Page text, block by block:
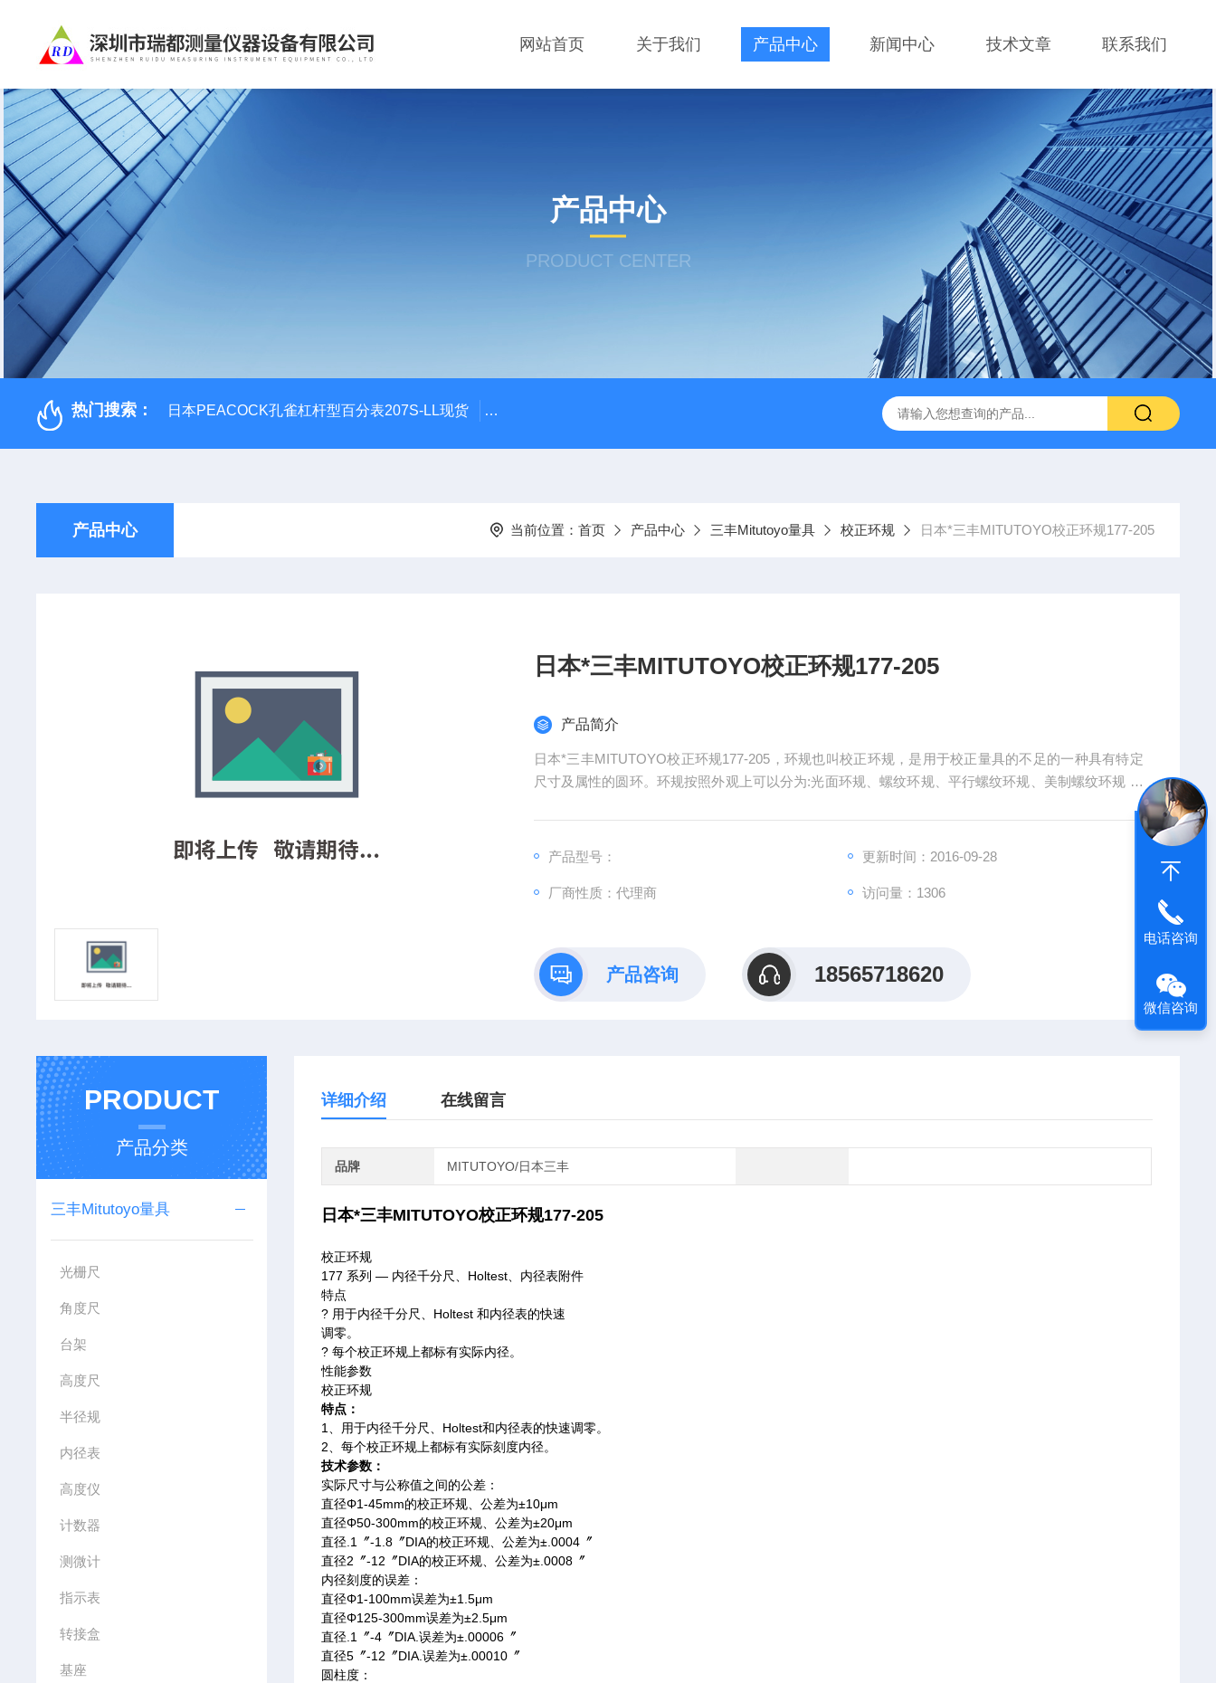
网站首页 关于我们 产品中心 新闻中心 技术文章 联系我们
产品中心
PRODUCT CENTER
热门搜索： 日本PEACOCK孔雀杠杆型百分表207S-LL现货 日本指针式PEACOCK孔雀杠杆百分表207F-T 深圳代理日本PEACOCK孔雀杠杆型百分表207 供应日本
产品中心 当前位置： 首页 产品中心 三丰Mitutoyo量具 校正环规 日本*三丰MITUTOYO校正环规177-205
日本*三丰MITUTOYO校正环规177-205
产品简介
日本*三丰MITUTOYO校正环规177-205，环规也叫校正环规，是用于校正量具的不足的一种具有特定
尺寸及属性的圆环。环规按照外观上可以分为:光面环规、螺纹环规、平行螺纹环规、美制螺纹环规 、
产品型号： 更新时间：2016-09-28
厂商性质：代理商 访问量：1306
产品咨询 18565718620
PRODUCT
产品分类
三丰Mitutoyo量具
光栅尺
角度尺
台架
高度尺
半径规
内径表
高度仪
计数器
测微计
指示表
转接盒
基座
详细介绍 在线留言
品牌 MITUTOYO/日本三丰
日本*三丰MITUTOYO校正环规177-205
校正环规
177 系列 — 内径千分尺、Holtest、内径表附件
特点
? 用于内径千分尺、Holtest 和内径表的快速
调零。
? 每个校正环规上都标有实际内径。
性能参数
校正环规
特点：
1、用于内径千分尺、Holtest和内径表的快速调零。
2、每个校正环规上都标有实际刻度内径。
技术参数：
实际尺寸与公称值之间的公差：
直径Φ1-45mm的校正环规、公差为±10μm
直径Φ50-300mm的校正环规、公差为±20μm
直径.1〞-1.8〞DIA的校正环规、公差为±.0004〞
直径2〞-12〞DIA的校正环规、公差为±.0008〞
内径刻度的误差：
直径Φ1-100mm误差为±1.5μm
直径Φ125-300mm误差为±2.5μm
直径.1〞-4〞DIA.误差为±.00006〞
直径5〞-12〞DIA.误差为±.00010〞
圆柱度：
电话咨询
微信咨询